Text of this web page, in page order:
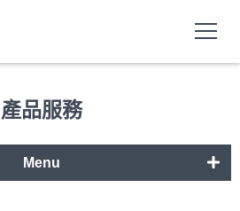
產品服務
Menu